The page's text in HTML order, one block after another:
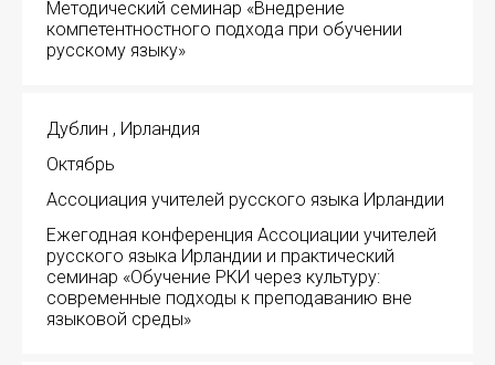
Методический семинар «Внедрение
компетентностного подхода при обучении
русскому языку»
Дублин , Ирландия
Октябрь
Ассоциация учителей русского языка Ирландии
Ежегодная конференция Ассоциации учителей
русского языка Ирландии и практический
семинар «Обучение РКИ через культуру:
современные подходы к преподаванию вне
языковой среды»